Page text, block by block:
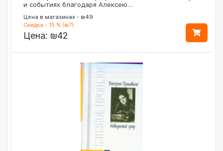
и событиях благодаря Алексею…
Цена в магазинах - ₪49
Скидка - 15 % (₪7)
Цена: ₪42